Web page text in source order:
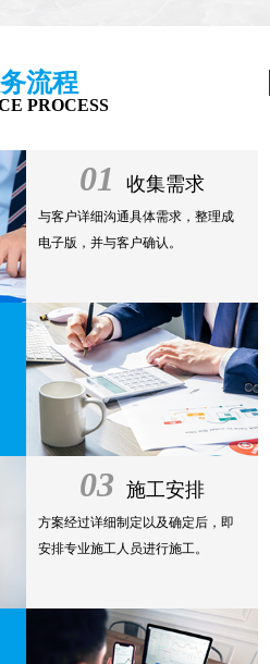
流程
PROCESS
01 收集需求
与客户详细沟通具体需求，整理成
电子版，并与客户确认。
03 施工安排
方案经过详细制定以及确定后，即
安排专业施工人员进行施工。